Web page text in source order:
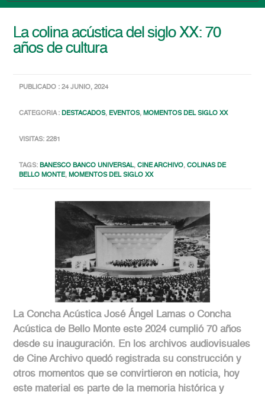
La colina acústica del siglo XX: 70
años de cultura
PUBLICADO : 24 JUNIO, 2024
CATEGORIA :DESTACADOS, EVENTOS,MOMENTOS DEL SIGLO XX
VISITAS: 2281
TAGS:BANESCO BANCO UNIVERSAL,CINE ARCHIVO,COLINAS DE
BELLO MONTE,MOMENTOS DEL SIGLO XX
La Concha Acústica José Ángel Lamas o Concha
Acústica de Bello Monte este 2024 cumplió 70 años
desde su inauguración. En los archivos audiovisuales
de Cine Archivo quedó registrada su construcción y
otros momentos que se convirtieron en noticia, hoy
este material es parte de la memoria histórica y